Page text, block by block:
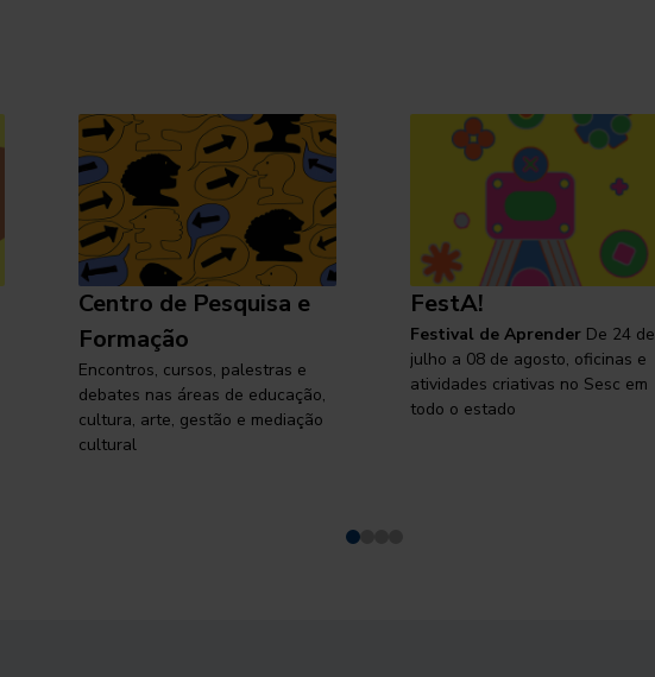
Centro de Pesquisa e
Formação
Encontros, cursos, palestras e
debates nas áreas de educação,
cultura, arte, gestão e mediação
cultural
FestA!
Festival de Aprender De 24 de
julho a 08 de agosto, oficinas e
atividades criativas no Sesc em
todo o estado